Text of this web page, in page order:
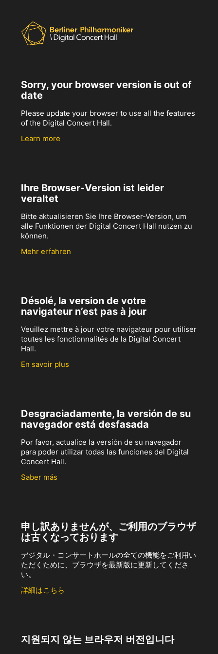
Sorry, your browser version is out of
date
Please update your browser to use all the features
of the Digital Concert Hall.
Learn more
Ihre Browser-Version ist leider
veraltet
Bitte aktualisieren Sie Ihre Browser-Version, um
alle Funktionen der Digital Concert Hall nutzen zu
können.
Mehr erfahren
Désolé, la version de votre
navigateur n’est pas à jour
Veuillez mettre à jour votre navigateur pour utiliser
toutes les fonctionnalités de la Digital Concert
Hall.
En savoir plus
Desgraciadamente, la versión de su
navegador está desfasada
Por favor, actualice la versión de su navegador
para poder utilizar todas las funciones del Digital
Concert Hall.
Saber más
申し訳ありませんが、ご利用のブラウザ
は古くなっております
デジタル・コンサートホールの全ての機能をご利用い
ただくために、ブラウザを最新版に更新してくださ
い。
詳細はこちら
지원되지 않는 브라우저 버전입니다